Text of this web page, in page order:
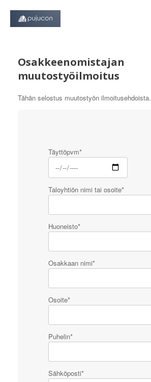
content
Osakkeenomistajan
muutostyöilmoitus
Tähän selostus muutostyön ilmoitusehdoista.
Täyttöpvm*
Taloyhtiön nimi tai osoite*
Huoneisto*
Osakkaan nimi*
Osoite*
Puhelin*
Sähköposti*